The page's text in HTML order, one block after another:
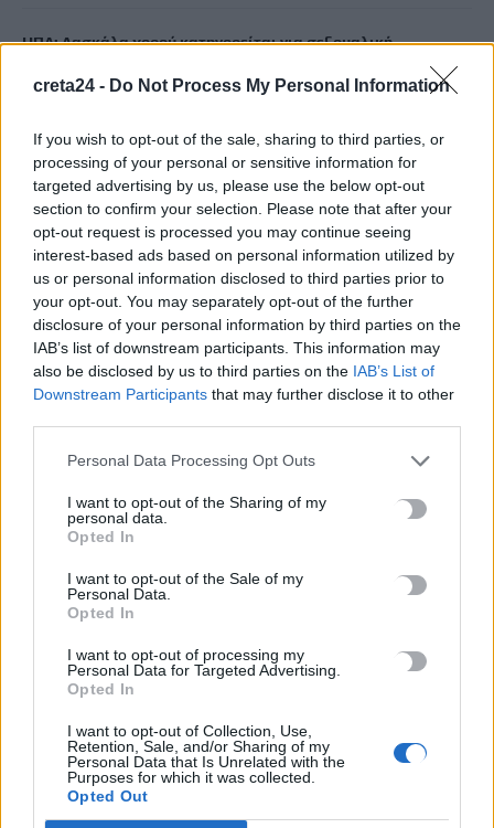
creta24 - Do Not Process My Personal Information
If you wish to opt-out of the sale, sharing to third parties, or
processing of your personal or sensitive information for
targeted advertising by us, please use the below opt-out
section to confirm your selection. Please note that after your
opt-out request is processed you may continue seeing
interest-based ads based on personal information utilized by
us or personal information disclosed to third parties prior to
your opt-out. You may separately opt-out of the further
disclosure of your personal information by third parties on the
IAB’s list of downstream participants. This information may
also be disclosed by us to third parties on the IAB’s List of
Downstream Participants that may further disclose it to other
Personal Data Processing Opt Outs
I want to opt-out of the Sharing of my
personal data.
Opted In
I want to opt-out of the Sale of my
Personal Data.
Opted In
I want to opt-out of processing my
Personal Data for Targeted Advertising.
Opted In
I want to opt-out of Collection, Use,
Retention, Sale, and/or Sharing of my
Personal Data that Is Unrelated with the
Purposes for which it was collected.
Opted Out
ΗΠΑ: Δασκάλα χορού κατηγορείται για σεξουαλική
7 Αυγούστου, 2026
Το Ελληνικό Μεσογειακό Πανεπιστήμιο εκδίδει ηλεκτρονικά
τα Πρακτικά του Διεπιστημονικού Συνεδρίου «Ρένα
Κυριακού»
7 Αυγούστου, 2026
ΔΕΕΠ (ΝΟΔΕ) Ηρακλείου: Με έργα η κυβέρνηση Μητσοτάκη
οδηγεί την Κρήτη στο μέλλον
7 Αυγούστου, 2026
ΣΧΕΤΙΚΆ ΆΡΘΡΑ